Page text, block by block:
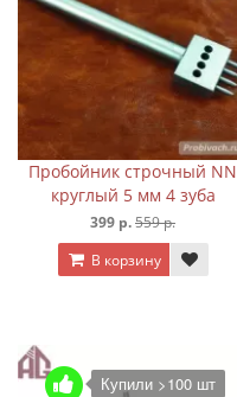
Пробойник строчный NN
круглый 5 мм 4 зуба
399 р.559 р.
В корзину
Купили >100 шт